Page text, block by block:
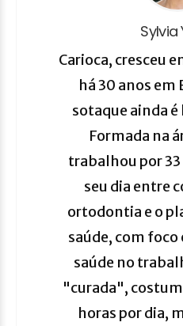
Sylvia
Carioca, cresceu
há 30 anos em
sotaque ainda
Formada na
trabalhou por
seu dia entre
ortodontia e o
saúde, com foco
saúde no
"curada",
horas por dia,